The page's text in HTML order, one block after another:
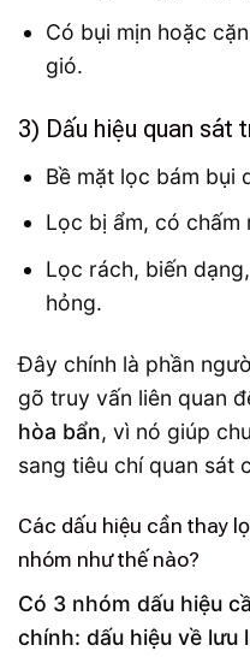
Có bụi mịn hoặc
gió.
3) Dấu hiệu quan sát
Bề mặt lọc bám bụi
Lọc bị ẩm, có chấm
Lọc rách, biến
hỏng.
Đây chính là phần
gõ truy vấn liên quan
hòa bẩn, vì nó giúp
sang tiêu chí quan sát
Các dấu hiệu cần thay
nhóm như thế nào?
Có 3 nhóm dấu hiệu
chính: dấu hiệu về lưu